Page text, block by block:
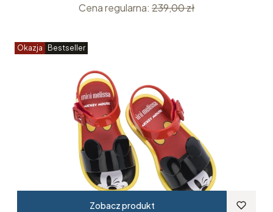
Cena regularna: 239,00 zł
Okazja Bestseller
Zobacz produkt